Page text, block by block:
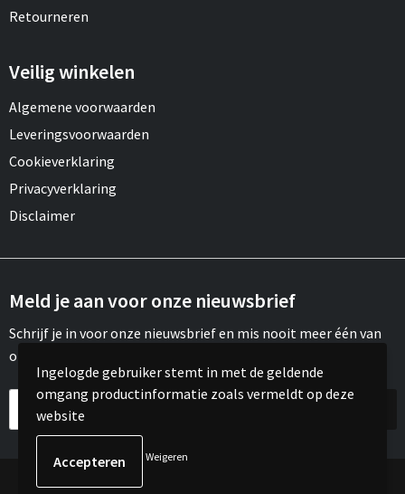
Retourneren
Veilig winkelen
Algemene voorwaarden
Leveringsvoorwaarden
Cookieverklaring
Privacyverklaring
Disclaimer
Meld je aan voor onze nieuwsbrief
Schrijf je in voor onze nieuwsbrief en mis nooit meer één van
onze leuke aanbiedingen of updates.
Ingelogde gebruiker stemt in met de geldende
omgang productinformatie zoals vermeldt op deze
website
Weigeren